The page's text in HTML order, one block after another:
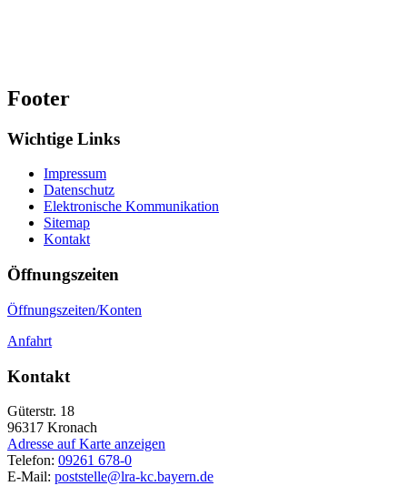
Footer
Wichtige Links
Impressum
Datenschutz
Elektronische Kommunikation
Sitemap
Kontakt
Öffnungszeiten
Öffnungszeiten/Konten
Anfahrt
Kontakt
Güterstr. 18
96317 Kronach
Adresse auf Karte anzeigen
Telefon: 09261 678-0
E-Mail: poststelle@lra-kc.bayern.de